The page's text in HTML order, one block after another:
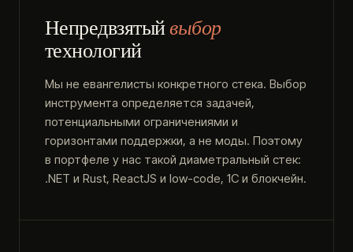
Непредвзятыйвыбор
технологий
Мы не евангелисты конкретного стека. Выбор
инструмента определяется задачей,
потенциальными ограничениями и
горизонтами поддержки, а не моды. Поэтому
в портфеле у нас такой диаметральный стек:
.NET и Rust, ReactJS и low-code, 1С и блокчейн.